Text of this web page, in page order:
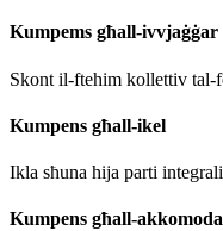
Kumpems għall-ivvjaġġar
Skont il-ftehim kollettiv tal-
Kumpens għall-ikel
Ikla sħuna hija parti
Kumpens għall-